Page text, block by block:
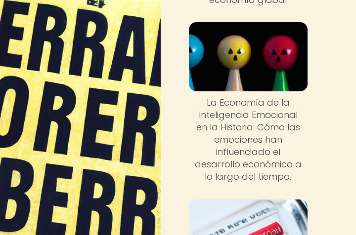
La Economía de la
Inteligencia Emocional
en la Historia: Cómo las
emociones han
influenciado el
desarrollo económico a
lo largo del tiempo.